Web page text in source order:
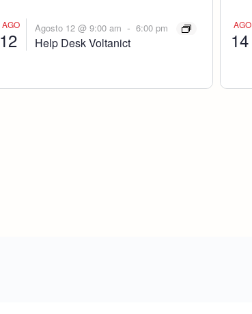
AGO
12
Agosto 12 @ 9:00 am - 6:00 pm
Help Desk Voltanict
AGO
14